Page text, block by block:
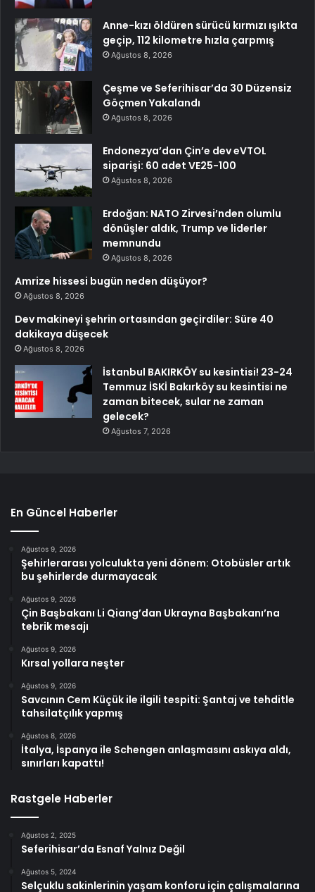
Anne-kızı öldüren sürücü kırmızı ışıkta
geçip, 112 kilometre hızla çarpmış
Ağustos 8, 2026
Çeşme ve Seferihisar’da 30 Düzensiz
Göçmen Yakalandı
Ağustos 8, 2026
Endonezya’dan Çin’e dev eVTOL
siparişi: 60 adet VE25-100
Ağustos 8, 2026
Erdoğan: NATO Zirvesi’nden olumlu
dönüşler aldık, Trump ve liderler
memnundu
Ağustos 8, 2026
Amrize hissesi bugün neden düşüyor?
Ağustos 8, 2026
Dev makineyi şehrin ortasından geçirdiler: Süre 40
dakikaya düşecek
Ağustos 8, 2026
İstanbul BAKIRKÖY su kesintisi! 23-24
Temmuz İSKİ Bakırköy su kesintisi ne
zaman bitecek, sular ne zaman
gelecek?
Ağustos 7, 2026
En Güncel Haberler
Ağustos 9, 2026
Şehirlerarası yolculukta yeni dönem: Otobüsler artık
bu şehirlerde durmayacak
Ağustos 9, 2026
Çin Başbakanı Li Qiang’dan Ukrayna Başbakanı’na
tebrik mesajı
Ağustos 9, 2026
Kırsal yollara neşter
Ağustos 9, 2026
Savcının Cem Küçük ile ilgili tespiti: Şantaj ve tehditle
tahsilatçılık yapmış
Ağustos 8, 2026
İtalya, İspanya ile Schengen anlaşmasını askıya aldı,
sınırları kapattı!
Rastgele Haberler
Ağustos 2, 2025
Seferihisar’da Esnaf Yalnız Değil
Ağustos 5, 2024
Selçuklu sakinlerinin yaşam konforu için çalışmalarına